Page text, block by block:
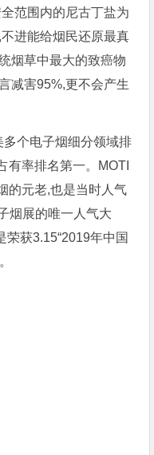
范围内的尼古丁盐为
进能给烟民还原最真
烟草中最大的致癌物
减害95%,更不会产生
个电子烟细分领域排
有率排名第一。MOTI
的元老,也是当时人气
烟展的唯一人气大
获3.15“2019年中国